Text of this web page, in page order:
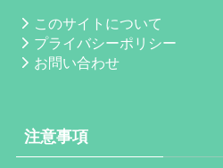
このサイトについて
プライバシーポリシー
お問い合わせ
注意事項